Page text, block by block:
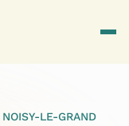
NOISY-LE-GRAND